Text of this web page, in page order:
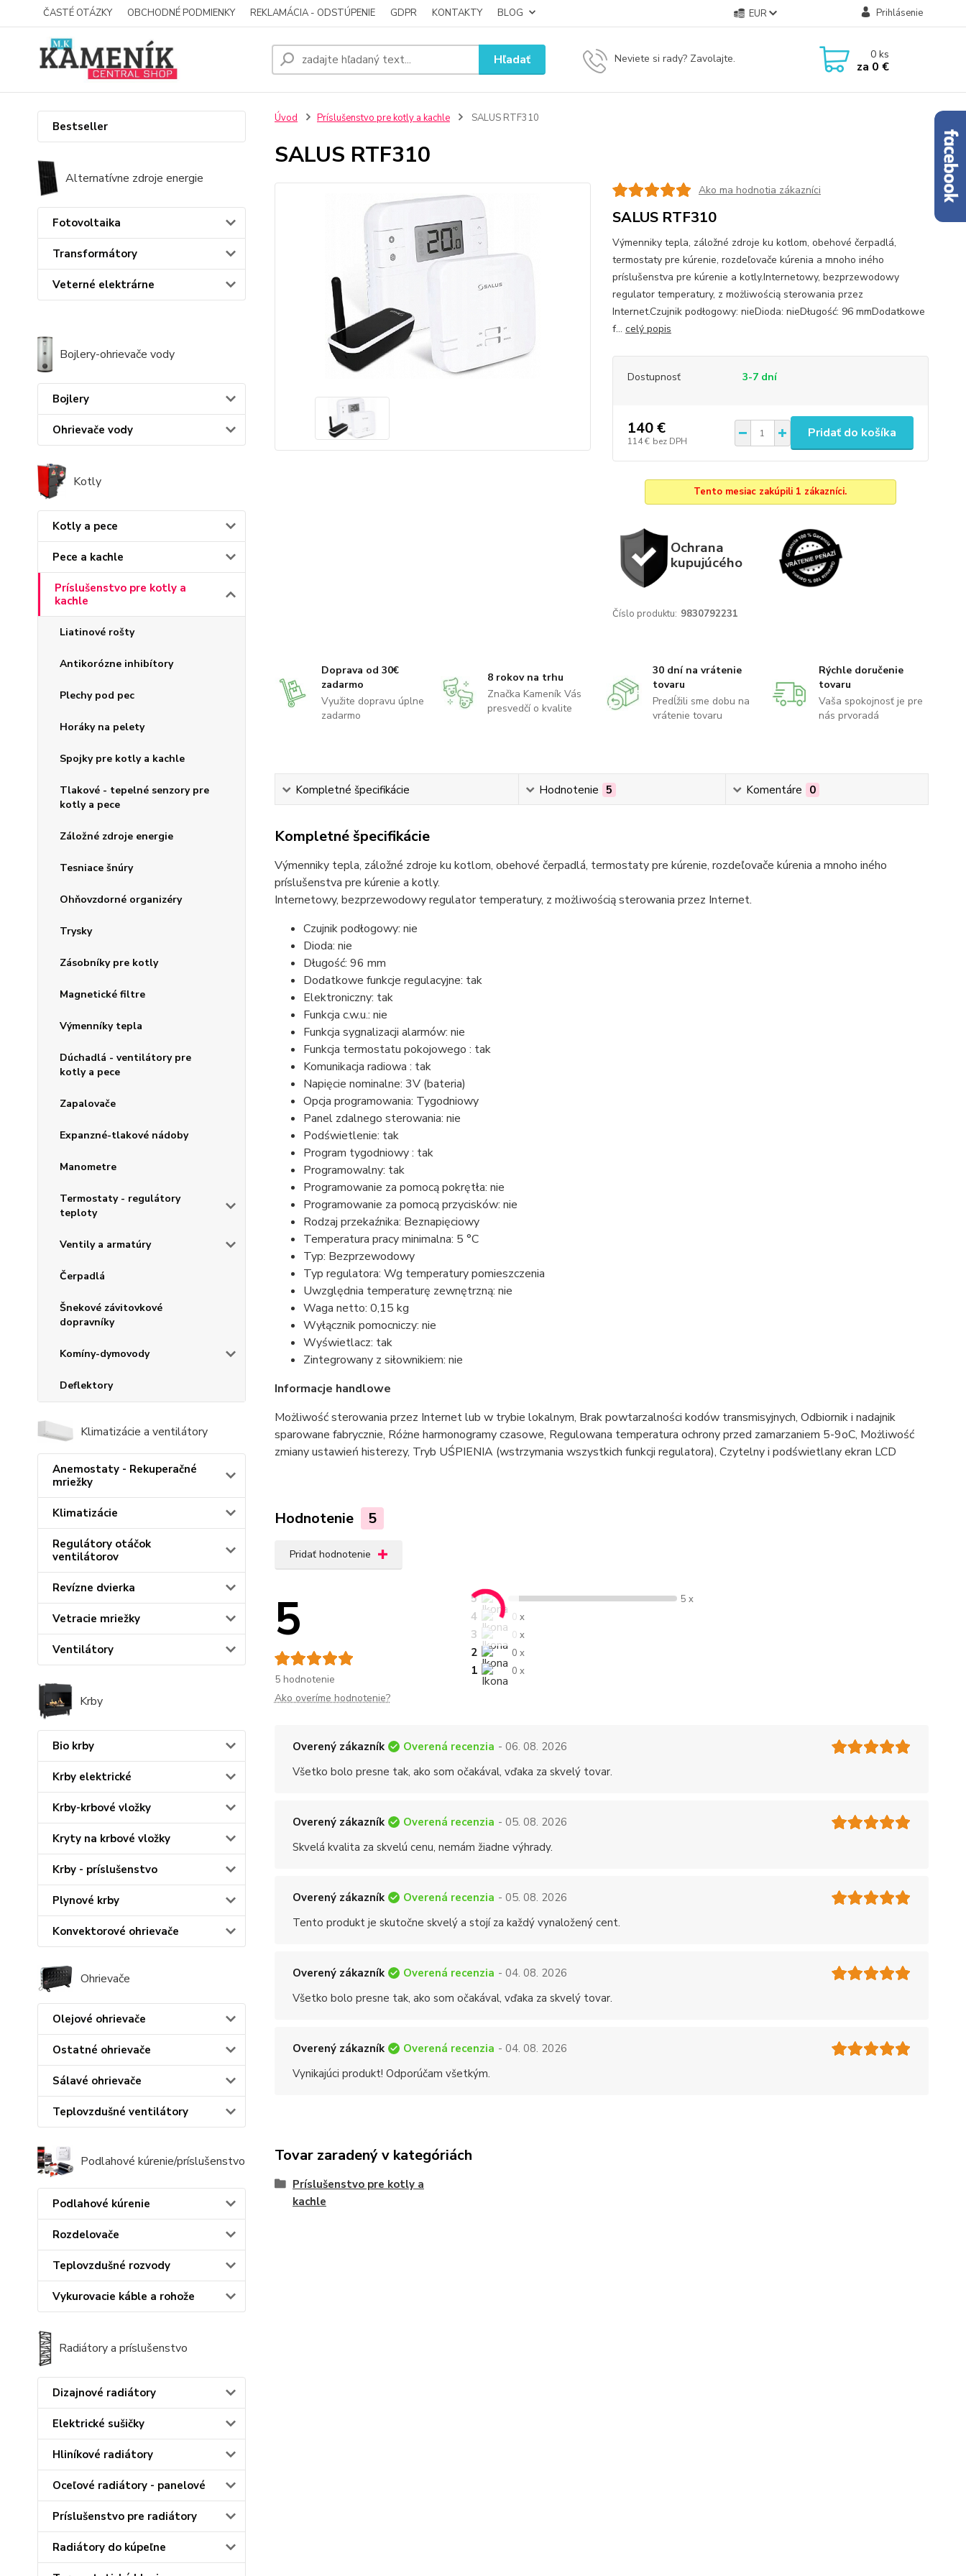
ČASTÉ OTÁZKY OBCHODNÉ PODMIENKY REKLAMÁCIA - ODSTÚPENIE GDPR KONTAKTY BLOG EUR Prihlásenie
Hľadať Neviete si rady? Zavolajte. 0ks
za 0 €
Bestseller
Alternatívne zdroje energie
Fotovoltaika
Transformátory
Veterné elektrárne
Bojlery-ohrievače vody
Bojlery
Ohrievače vody
Kotly
Kotly a pece
Pece a kachle
Príslušenstvo pre kotly a
kachle
Liatinové rošty
Antikorózne inhibítory
Plechy pod pec
Horáky na pelety
Spojky pre kotly a kachle
Tlakové - tepelné senzory pre
kotly a pece
Záložné zdroje energie
Tesniace šnúry
Ohňovzdorné organizéry
Trysky
Zásobníky pre kotly
Magnetické filtre
Výmenníky tepla
Dúchadlá - ventilátory pre
kotly a pece
Zapalovače
Expanzné-tlakové nádoby
Manometre
Termostaty - regulátory
teploty
Ventily a armatúry
Čerpadlá
Šnekové závitovkové
dopravníky
Komíny-dymovody
Deflektory
Klimatizácie a ventilátory
Anemostaty - Rekuperačné
mriežky
Klimatizácie
Regulátory otáčok
ventilátorov
Revízne dvierka
Vetracie mriežky
Ventilátory
Krby
Bio krby
Krby elektrické
Krby-krbové vložky
Kryty na krbové vložky
Krby - príslušenstvo
Plynové krby
Konvektorové ohrievače
Ohrievače
Olejové ohrievače
Ostatné ohrievače
Sálavé ohrievače
Teplovzdušné ventilátory
Podlahové kúrenie/príslušenstvo
Podlahové kúrenie
Rozdelovače
Teplovzdušné rozvody
Vykurovacie káble a rohože
Radiátory a príslušenstvo
Dizajnové radiátory
Elektrické sušičky
Hliníkové radiátory
Oceľové radiátory - panelové
Príslušenstvo pre radiátory
Radiátory do kúpeľne
Úvod Príslušenstvo pre kotly a kachle SALUS RTF310
SALUS RTF310
Ako ma hodnotia zákazníci
SALUS RTF310
Výmenniky tepla, záložné zdroje ku kotlom, obehové čerpadlá,
termostaty pre kúrenie, rozdeľovače kúrenia a mnoho iného
príslušenstva pre kúrenie a kotly.Internetowy, bezprzewodowy
regulator temperatury, z możliwością sterowania przez
Internet.Czujnik podłogowy: nieDioda: nieDługość: 96 mmDodatkowe
f... celý popis
Dostupnosť 3-7 dní
140 €
114 € bez DPH
Pridať do košíka
Tento mesiac zakúpili 1 zákazníci.
Ochrana
kupujúcého
Číslo produktu: 9830792231
Doprava od 30€
zadarmo
Využite dopravu úplne
zadarmo
8 rokov na trhu
Značka Kameník Vás
presvedčí o kvalite
30 dní na vrátenie
tovaru
Predĺžili sme dobu na
vrátenie tovaru
Rýchle doručenie
tovaru
Vaša spokojnosť je pre
nás prvoradá
Kompletné špecifikácie Hodnotenie 5 Komentáre 0
Kompletné špecifikácie
Výmenniky tepla, záložné zdroje ku kotlom, obehové čerpadlá, termostaty pre kúrenie, rozdeľovače kúrenia a mnoho iného
príslušenstva pre kúrenie a kotly.
Internetowy, bezprzewodowy regulator temperatury, z możliwością sterowania przez Internet.
Czujnik podłogowy: nie
Dioda: nie
Długość: 96 mm
Dodatkowe funkcje regulacyjne: tak
Elektroniczny: tak
Funkcja c.w.u.: nie
Funkcja sygnalizacji alarmów: nie
Funkcja termostatu pokojowego : tak
Komunikacja radiowa : tak
Napięcie nominalne: 3V (bateria)
Opcja programowania: Tygodniowy
Panel zdalnego sterowania: nie
Podświetlenie: tak
Program tygodniowy : tak
Programowalny: tak
Programowanie za pomocą pokrętła: nie
Programowanie za pomocą przycisków: nie
Rodzaj przekaźnika: Beznapięciowy
Temperatura pracy minimalna: 5 °C
Typ: Bezprzewodowy
Typ regulatora: Wg temperatury pomieszczenia
Uwzględnia temperaturę zewnętrzną: nie
Waga netto: 0,15 kg
Wyłącznik pomocniczy: nie
Wyświetlacz: tak
Zintegrowany z siłownikiem: nie
Informacje handlowe
Możliwość sterowania przez Internet lub w trybie lokalnym, Brak powtarzalności kodów transmisyjnych, Odbiornik i nadajnik
sparowane fabrycznie, Różne harmonogramy czasowe, Regulowana temperatura ochrony przed zamarzaniem 5-9oC, Możliwość
zmiany ustawień histerezy, Tryb UŚPIENIA (wstrzymania wszystkich funkcji regulatora), Czytelny i podświetlany ekran LCD
Hodnotenie 5
Pridať hodnotenie
5
5 hodnotenie
5 5 x
4 0 x
3 0 x
2 0 x
1 0 x
Ako overíme hodnotenie?
Overený zákazník Overená recenzia - 06. 08. 2026
Všetko bolo presne tak, ako som očakával, vďaka za skvelý tovar.
Overený zákazník Overená recenzia - 05. 08. 2026
Skvelá kvalita za skvelú cenu, nemám žiadne výhrady.
Overený zákazník Overená recenzia - 05. 08. 2026
Tento produkt je skutočne skvelý a stojí za každý vynaložený cent.
Overený zákazník Overená recenzia - 04. 08. 2026
Všetko bolo presne tak, ako som očakával, vďaka za skvelý tovar.
Overený zákazník Overená recenzia - 04. 08. 2026
Vynikajúci produkt! Odporúčam všetkým.
Tovar zaradený v kategóriách
Príslušenstvo pre kotly a
kachle